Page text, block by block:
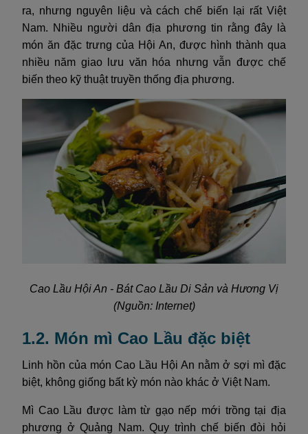
ra, nhưng nguyên liệu và cách chế biến lại rất Việt
Nam. Nhiều người dân địa phương tin rằng đây là
món ăn đặc trưng của Hội An, được hình thành qua
nhiều năm giao lưu văn hóa nhưng vẫn được chế
biến theo kỹ thuật truyền thống địa phương.
Cao Lầu Hội An - Bát Cao Lầu Di Sản và Hương Vị
(Nguồn: Internet)
1.2. Món mì Cao Lầu đặc biệt
Linh hồn của món Cao Lầu Hội An nằm ở sợi mì đặc
biệt, không giống bất kỳ món nào khác ở Việt Nam.
Mì Cao Lầu được làm từ gạo nếp mới trồng tại địa
phương ở Quảng Nam. Quy trình chế biến đòi hỏi